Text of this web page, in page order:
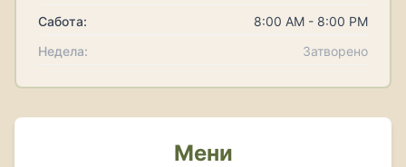
Сабота:
8:00 AM - 8:00 PM
Недела:
Затворено
Мени